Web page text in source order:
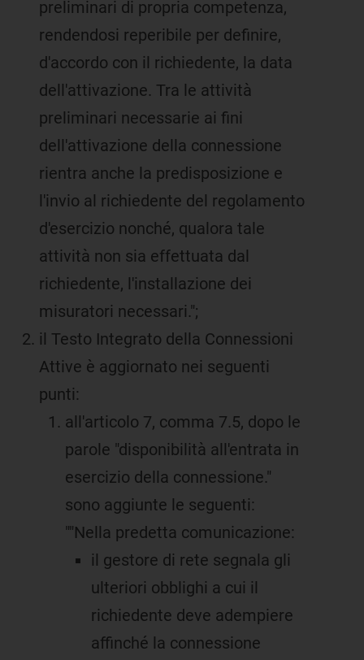
preliminari di propria competenza,
rendendosi reperibile per definire,
d'accordo con il richiedente, la data
dell'attivazione. Tra le attività
preliminari necessarie ai fini
dell'attivazione della connessione
rientra anche la predisposizione e
l'invio al richiedente del regolamento
d'esercizio nonché, qualora tale
attività non sia effettuata dal
richiedente, l'installazione dei
misuratori necessari.";
il Testo Integrato della Connessioni
Attive è aggiornato nei seguenti
punti:
all'articolo 7, comma 7.5, dopo le
parole "disponibilità all'entrata in
esercizio della connessione."
sono aggiunte le seguenti:
""Nella predetta comunicazione:
il gestore di rete segnala gli
ulteriori obblighi a cui il
richiedente deve adempiere
affinché la connessione